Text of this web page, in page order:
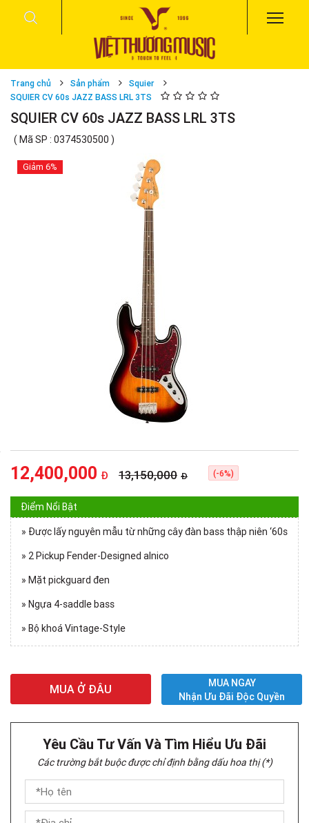
Trang chủ Sản phẩm
Squier
SQUIER CV 60s JAZZ BASS LRL 3TS
SQUIER CV 60s JAZZ BASS LRL 3TS
( Mã SP : 0374530500 )
Giảm 6%
12,400,000 Đ 13,150,000 Đ (-6%)
Điểm Nổi Bật
» Được lấy nguyên mẫu từ những cây đàn bass thập niên ‘60s
» 2 Pickup Fender-Designed alnico
» Mặt pickguard đen
» Ngựa 4-saddle bass
» Bộ khoá Vintage-Style
MUA Ở ĐÂU
MUA NGAY
Nhận Ưu Đãi Độc Quyền
Yêu Cầu Tư Vấn Và Tìm Hiểu Ưu Đãi
Các trường bắt buộc được chỉ định bằng dấu hoa thị (*)